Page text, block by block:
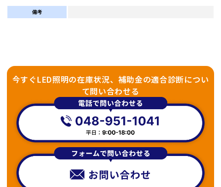
備考
今すぐLED照明の在庫状況、補助金の適合診断につい
て問い合わせる